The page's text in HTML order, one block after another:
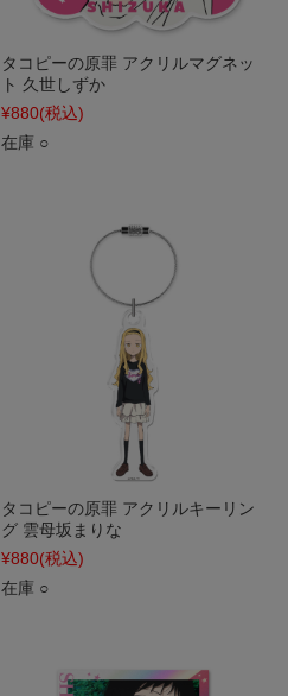
タコピーの原罪 アクリルマグネッ
ト 久世しずか
¥880(税込)
在庫 ○
タコピーの原罪 アクリルキーリン
グ 雲母坂まりな
¥880(税込)
在庫 ○